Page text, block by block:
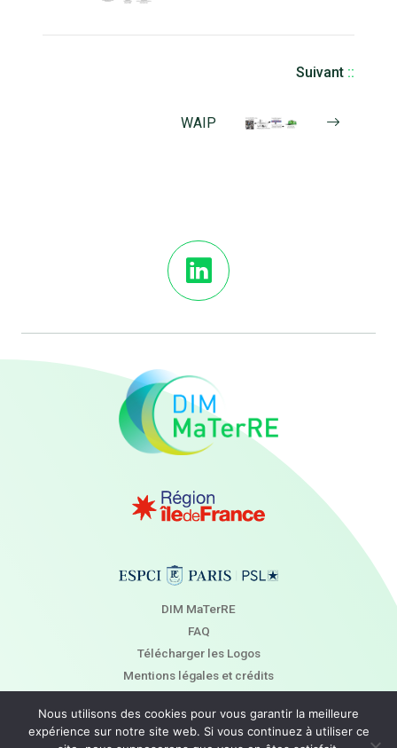
Suivant ::
WAIP
DIM MaTerRE
FAQ
Télécharger les Logos
Mentions légales et crédits
Contact
Nous utilisons des cookies pour vous garantir la meilleure
expérience sur notre site web. Si vous continuez à utiliser ce